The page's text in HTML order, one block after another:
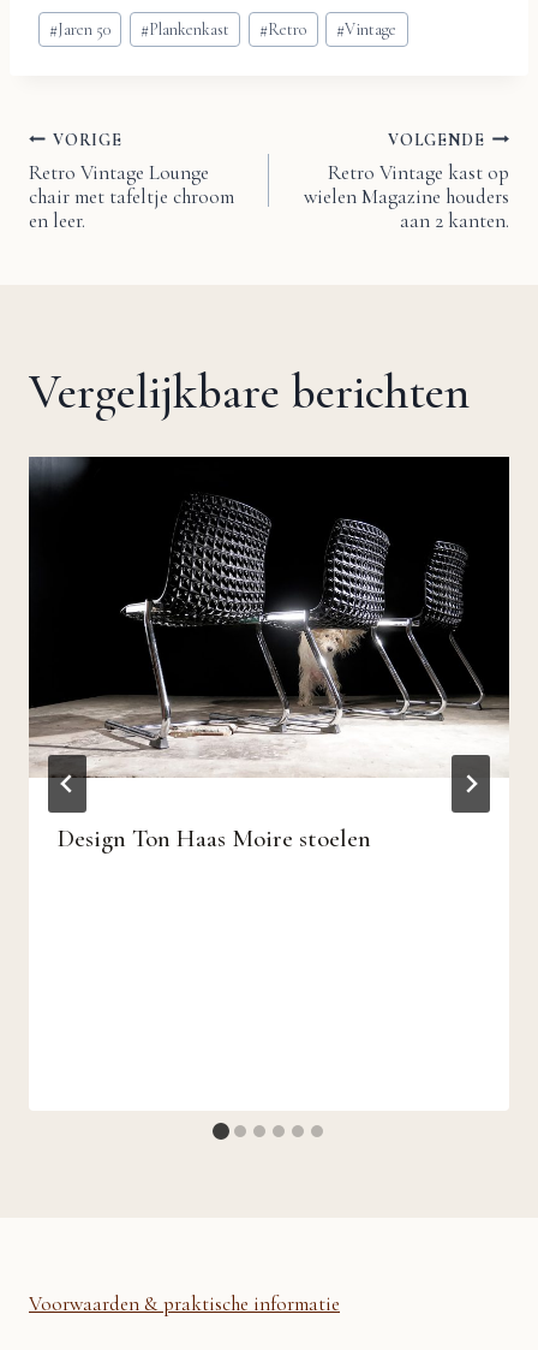
Bericht
tags:
#Jaren 50 #Plankenkast #Retro #Vintage
Bericht
navigatie
VORIGE
Retro Vintage Lounge
chair met tafeltje chroom
en leer.
VOLGENDE
Retro Vintage kast op
wielen Magazine houders
aan 2 kanten.
Vergelijkbare berichten
Design Ton Haas Moire stoelen
Voorwaarden & praktische informatie